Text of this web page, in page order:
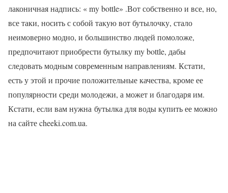
лаконичная надпись: « my bottle» .Вот собственно и все, но,
все таки, носить с собой такую вот бутылочку, стало
неимоверно модно, и большинство людей помоложе,
предпочитают приобрести бутылку my bottle, дабы
следовать модным современным направлениям. Кстати,
есть у этой и прочие положительные качества, кроме ее
популярности среди молодежи, а может и благодаря им.
Кстати, если вам нужна бутылка для воды купить ее можно
на сайте cheeki.com.ua.